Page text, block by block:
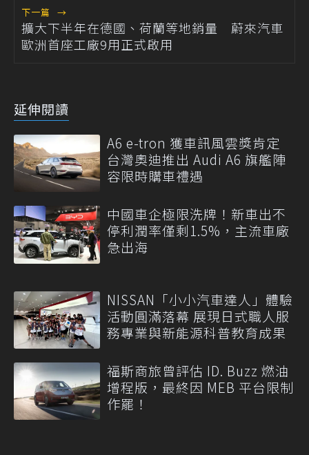
下一篇 →
擴大下半年在德國、荷蘭等地銷量 蔚來汽車
歐洲首座工廠9用正式啟用
延伸閱讀
A6 e-tron 獲車訊風雲獎肯定
台灣奧迪推出 Audi A6 旗艦陣
容限時購車禮遇
中國車企極限洗牌！新車出不
停利潤率僅剩1.5%，主流車廠
急出海
NISSAN「小小汽車達人」體驗
活動圓滿落幕 展現日式職人服
務專業與新能源科普教育成果
福斯商旅曾評估 ID. Buzz 燃油
增程版，最終因 MEB 平台限制
作罷！